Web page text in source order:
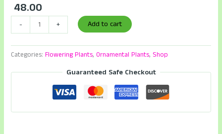
48.00
-
Orange
Color
Dwarf
+ Add to cart
Categories:Flowering Plants,Ornamental Plants,Shop
Guaranteed Safe Checkout